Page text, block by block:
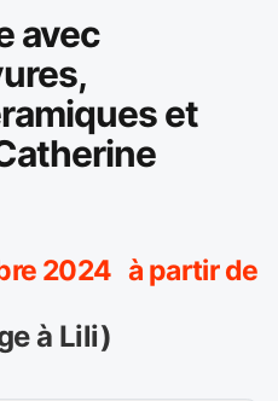
avec
et
2024 à partir de
à Lili)